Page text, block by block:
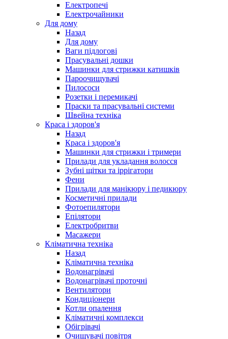
Електропечі
Електрочайники
Для дому
Назад
Для дому
Ваги підлогові
Прасувальні дошки
Машинки для стрижки катишків
Пароочищувачі
Пилососи
Розетки і перемикачі
Праски та прасувальні системи
Швейна техніка
Краса і здоров'я
Назад
Краса і здоров'я
Машинки для стрижки і тримери
Прилади для укладання волосся
Зубні щітки та іррігатори
Фени
Прилади для манікюру і педикюру
Косметичні прилади
Фотоепилятори
Епілятори
Електробритви
Масажери
Кліматична техніка
Назад
Кліматична техніка
Водонагрівачі
Водонагрівачі проточні
Вентилятори
Кондиціонери
Котли опалення
Кліматичні комплекси
Обігрівачі
Очищувачі повітря